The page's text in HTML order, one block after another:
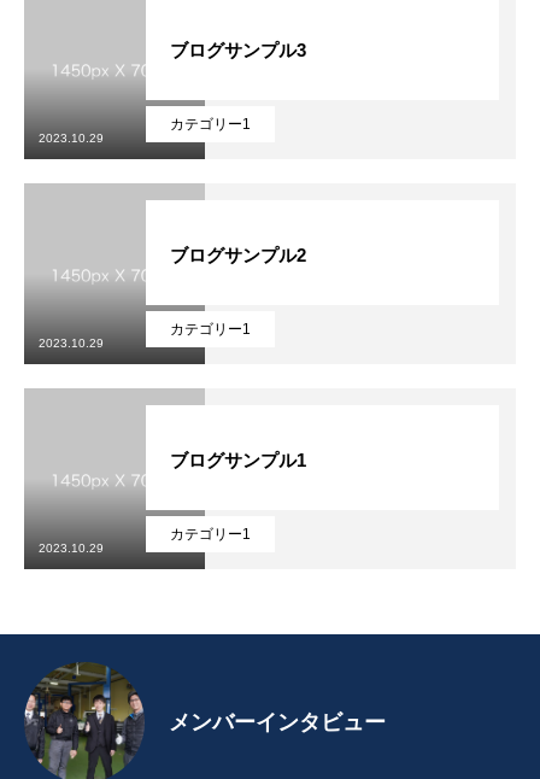
会社を知る
メディア
コーポレートサイト
カテゴリー1
ブログサンプル3
2023.10.29
カテゴリー1
ブログサンプル2
2023.10.29
カテゴリー1
ブログサンプル1
2023.10.29
メンバーインタビュー